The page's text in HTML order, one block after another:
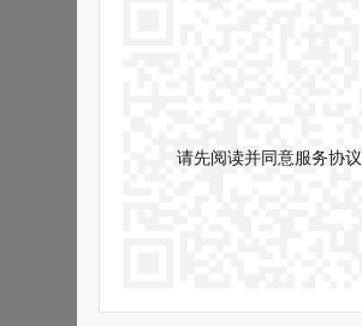
请先阅读并同意服务协议